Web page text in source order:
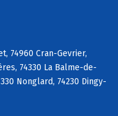
74960 Cran-Gevrier,
74330 La Balme-de-
Nonglard, 74230 Dingy-